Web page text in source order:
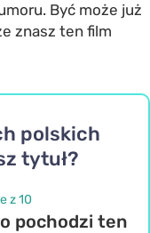
Być może już
znasz ten film
polskich
tytuł?
z 10
pochodzi ten